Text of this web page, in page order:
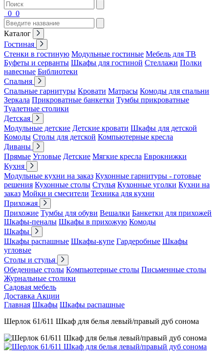
0 0
Каталог
Гостиная
Стенки в гостиную Модульные гостиные Мебель для ТВ
Буфеты и серванты Шкафы для гостиной Стеллажи Полки
навесные Библиотеки
Спальня
Спальные гарнитуры Кровати Матрасы Комоды для спальни
Зеркала Прикроватные банкетки Тумбы прикроватные
Туалетные столики
Детская
Модульные детские Детские кровати Шкафы для детской
Комоды Столы для детской Компьютерные кресла
Диваны
Прямые Угловые Детские Мягкие кресла Еврокнижки
Кухня
Модульные кухни на заказ Кухонные гарнитуры - готовые
решения Кухонные столы Стулья Кухонные уголки Кухни на
заказ Мойки и смесители Техника для кухни
Прихожая
Прихожие Тумбы для обуви Вешалки Банкетки для прихожей
Шкафы-пеналы Шкафы в прихожую Комоды
Шкафы
Шкафы распашные Шкафы-купе Гардеробные Шкафы
угловые
Столы и стулья
Обеденные столы Компьютерные столы Письменные столы
Журнальные столики
Садовая мебель
Доставка Акции
Главная Шкафы Шкафы распашные
Шерлок 61/611 Шкаф для белья левый/правый дуб сонома